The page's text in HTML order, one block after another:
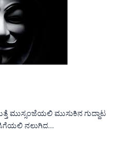
ಮುಸ್ಸಂಜೆಯಲಿ ಮುಸುಕಿನ ಗುದ್ದಾಟ
ನಲುಗಿದ…